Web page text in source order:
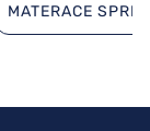
MATERACE